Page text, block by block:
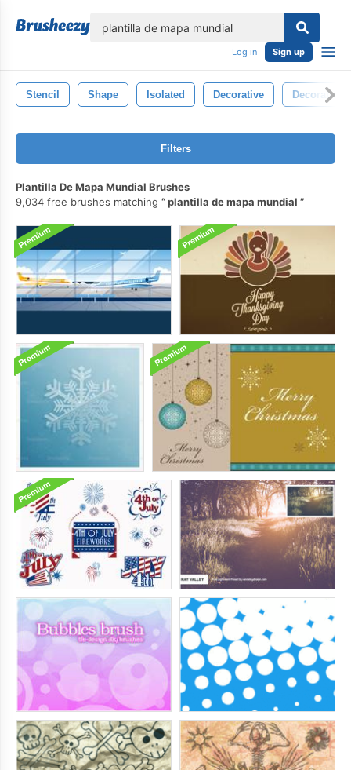
Log in Sign up
Stencil Shape Isolated Decorative Decoration
Filters
Plantilla De Mapa Mundial Brushes
9,034 free brushes matching
plantilla de mapa mundial